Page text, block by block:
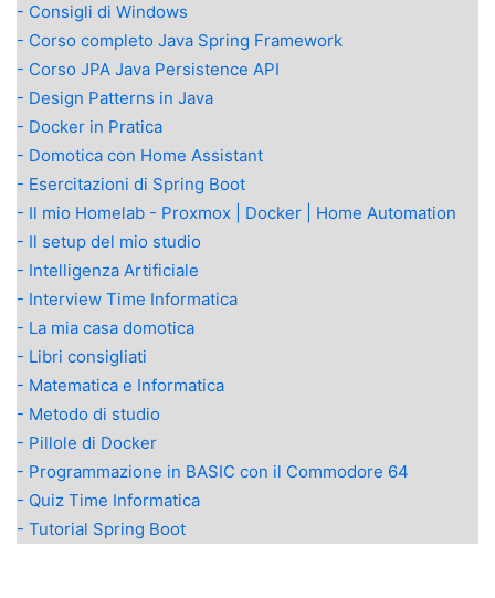
- Consigli di Windows
- Corso completo Java Spring Framework
- Corso JPA Java Persistence API
- Design Patterns in Java
- Docker in Pratica
- Domotica con Home Assistant
- Esercitazioni di Spring Boot
- Il mio Homelab - Proxmox | Docker | Home Automation
- Il setup del mio studio
- Intelligenza Artificiale
- Interview Time Informatica
- La mia casa domotica
- Libri consigliati
- Matematica e Informatica
- Metodo di studio
- Pillole di Docker
- Programmazione in BASIC con il Commodore 64
- Quiz Time Informatica
- Tutorial Spring Boot